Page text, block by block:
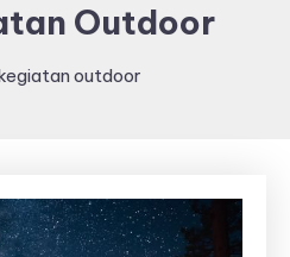
Outdoor
outdoor